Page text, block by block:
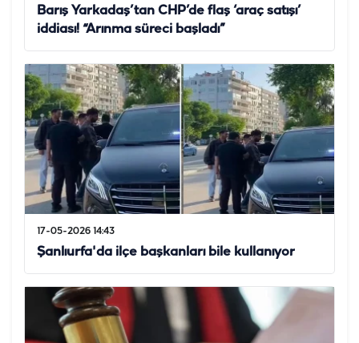
Barış Yarkadaş’tan CHP’de flaş ‘araç satışı’
iddiası! “Arınma süreci başladı”
17-05-2026 14:43
Şanlıurfa'da ilçe başkanları bile kullanıyor